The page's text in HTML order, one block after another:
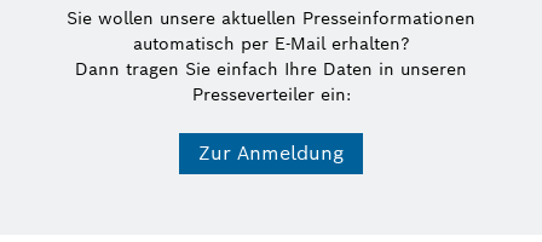
Sie wollen unsere aktuellen Presseinformationen
automatisch per E-Mail erhalten?
Dann tragen Sie einfach Ihre Daten in unseren
Presseverteiler ein:
Zur Anmeldung